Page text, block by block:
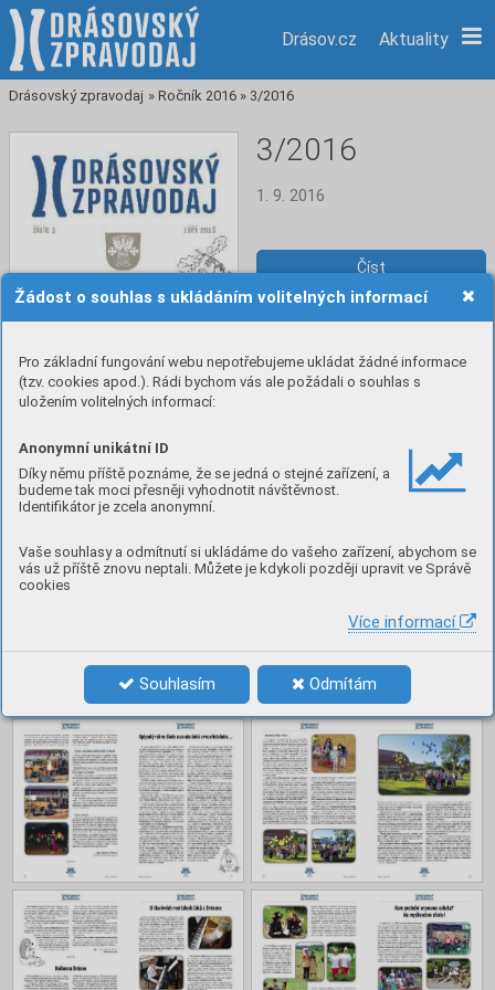
Žádost o souhlas s ukládáním volitelných informací
Pro základní fungování webu nepotřebujeme ukládat žádné informace
(tzv. cookies apod.). Rádi bychom vás ale požádali o souhlas s
uložením volitelných informací:
Anonymní unikátní ID
Díky němu příště poznáme, že se jedná o stejné zařízení, a
budeme tak moci přesněji vyhodnotit návštěvnost.
Identifikátor je zcela anonymní.
Vaše souhlasy a odmítnutí si ukládáme do vašeho zařízení, abychom se
vás už příště znovu neptali. Můžete je kdykoli později upravit ve Správě
cookies
Více informací
Souhlasím Odmítám
Drásov.cz Aktuality
Drásovský zpravodaj » Ročník 2016 » 3/2016
3/2016
1. 9. 2016
Číst
Obsah